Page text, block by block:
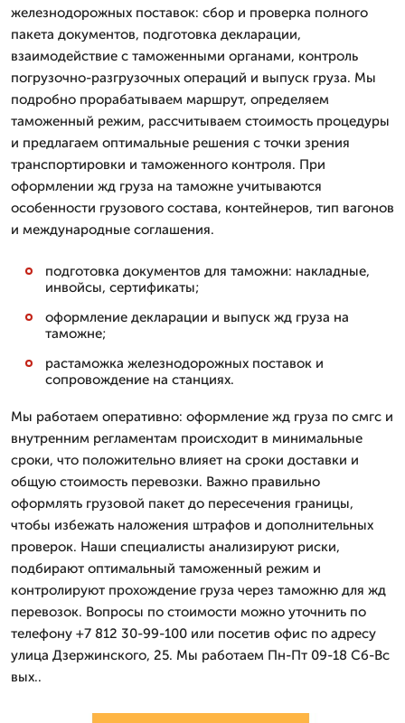
железнодорожных поставок: сбор и проверка полного
пакета документов, подготовка декларации,
взаимодействие с таможенными органами, контроль
погрузочно-разгрузочных операций и выпуск груза. Мы
подробно прорабатываем маршрут, определяем
таможенный режим, рассчитываем стоимость процедуры
и предлагаем оптимальные решения с точки зрения
транспортировки и таможенного контроля. При
оформлении жд груза на таможне учитываются
особенности грузового состава, контейнеров, тип вагонов
и международные соглашения.
подготовка документов для таможни: накладные,
инвойсы, сертификаты;
оформление декларации и выпуск жд груза на
таможне;
растаможка железнодорожных поставок и
сопровождение на станциях.
Мы работаем оперативно: оформление жд груза по смгс и
внутренним регламентам происходит в минимальные
сроки, что положительно влияет на сроки доставки и
общую стоимость перевозки. Важно правильно
оформлять грузовой пакет до пересечения границы,
чтобы избежать наложения штрафов и дополнительных
проверок. Наши специалисты анализируют риски,
подбирают оптимальный таможенный режим и
контролируют прохождение груза через таможню для жд
перевозок. Вопросы по стоимости можно уточнить по
телефону +7 812 30-99-100 или посетив офис по адресу
улица Дзержинского, 25. Мы работаем Пн-Пт 09-18 Сб-Вс
вых..